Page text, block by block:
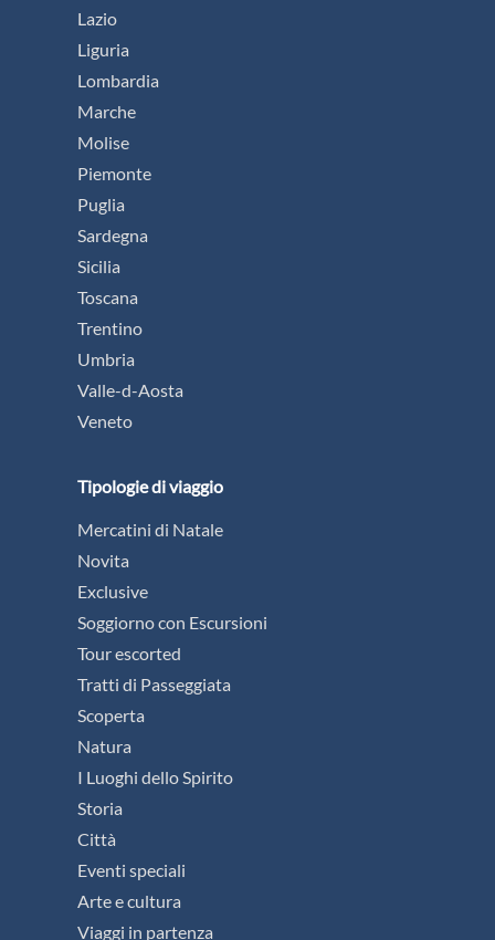
Lazio
Liguria
Lombardia
Marche
Molise
Piemonte
Puglia
Sardegna
Sicilia
Toscana
Trentino
Umbria
Valle-d-Aosta
Veneto
Tipologie di viaggio
Mercatini di Natale
Novita
Exclusive
Soggiorno con Escursioni
Tour escorted
Tratti di Passeggiata
Scoperta
Natura
I Luoghi dello Spirito
Storia
Città
Eventi speciali
Arte e cultura
Viaggi in partenza